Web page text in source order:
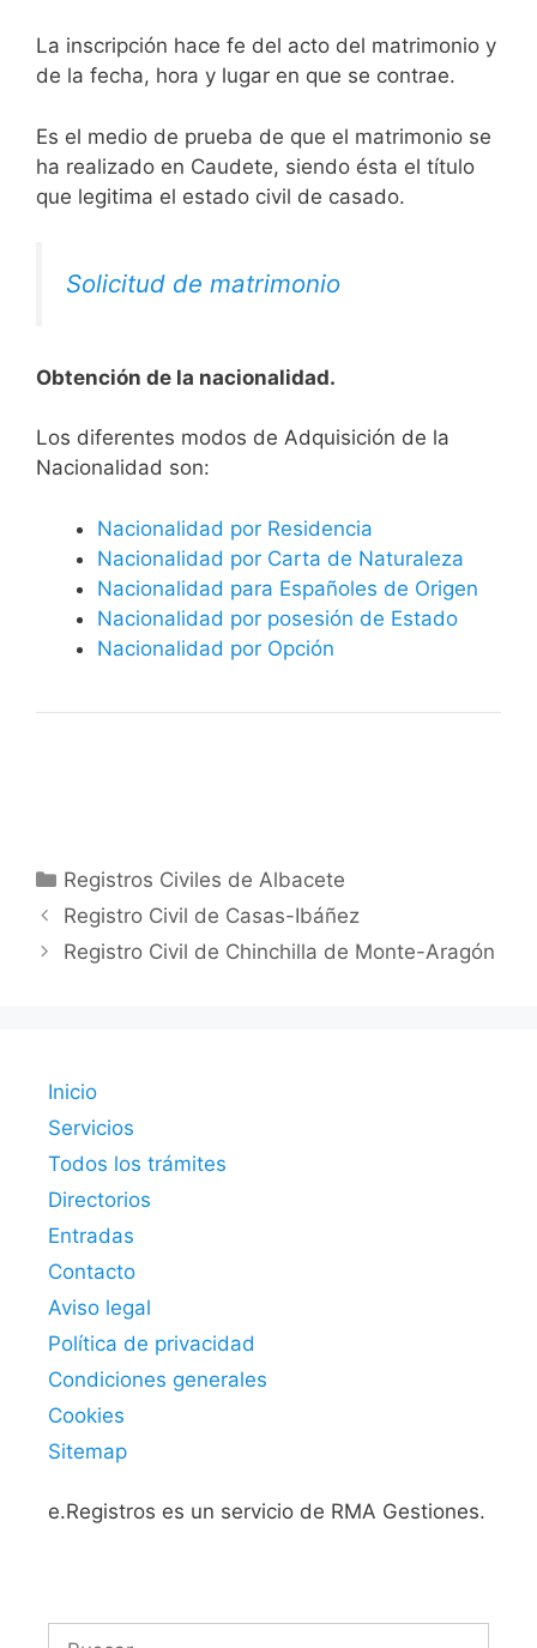
La inscripción hace fe del acto del matrimonio y
de la fecha, hora y lugar en que se contrae.
Es el medio de prueba de que el matrimonio se
ha realizado en Caudete, siendo ésta el título
que legitima el estado civil de casado.
Solicitud de matrimonio
Obtención de la nacionalidad.
​​​Los diferentes modos de Adquisición de la
Nacionalidad son:
Nacionalidad por Residencia
Nacionalidad por Carta de Naturaleza
Nacionalidad para Españoles de Origen
Nacionalidad por posesión de Estado
Nacionalidad por Opción
Categorías
Registros Civiles de Albacete
Registro Civil de Casas-Ibáñez
Registro Civil de Chinchilla de Monte-Aragón
Inicio
Servicios
Todos los trámites
Directorios
Entradas
Contacto
Aviso legal
Política de privacidad
Condiciones generales
Cookies
Sitemap
e.Registros es un servicio de RMA Gestiones.
Buscar: